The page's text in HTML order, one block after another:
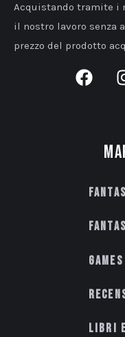
Acquistando tramite i
il nostro lavoro senza
prezzo del prodotto
Games
Libri